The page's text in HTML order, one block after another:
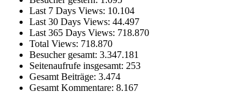
Last 7 Days Views: 10.104
Last 30 Days Views: 44.497
Last 365 Days Views: 718.870
Total Views: 718.870
Besucher gesamt: 3.347.181
Seitenaufrufe insgesamt: 253
Gesamt Beiträge: 3.474
Gesamt Kommentare: 8.167